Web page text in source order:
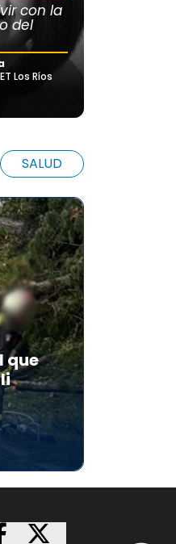
con la
del
Los Ríos
SALUD
que